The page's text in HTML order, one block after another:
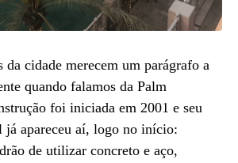
cidade merecem um parágrafo a
quando falamos da Palm
foi iniciada em 2001 e seu
já apareceu aí, logo no início:
de utilizar concreto e aço,